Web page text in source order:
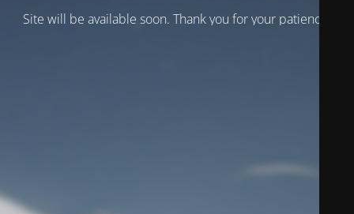
Site will be available soon. Thank you for your patience!